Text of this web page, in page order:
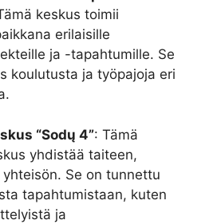
keskus toimii
erilaisille
ja -tapahtumille. Se
koulutusta ja työpajoja eri
“Sodų 4”: Tämä
yhdistää taiteen,
Se on tunnettu
tapahtumistaan, kuten
ja